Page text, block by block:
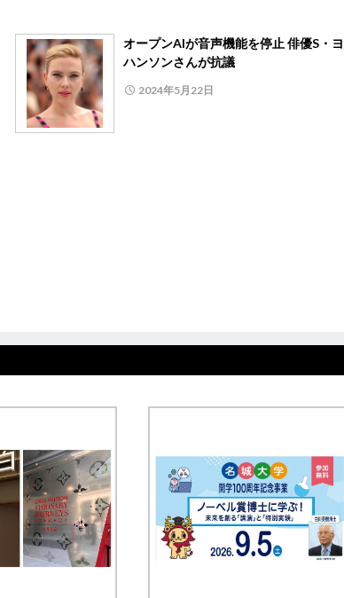
オープンAIが音声機能を停止 俳優S・ヨ
ハンソンさんが抗議
2024年5月22日